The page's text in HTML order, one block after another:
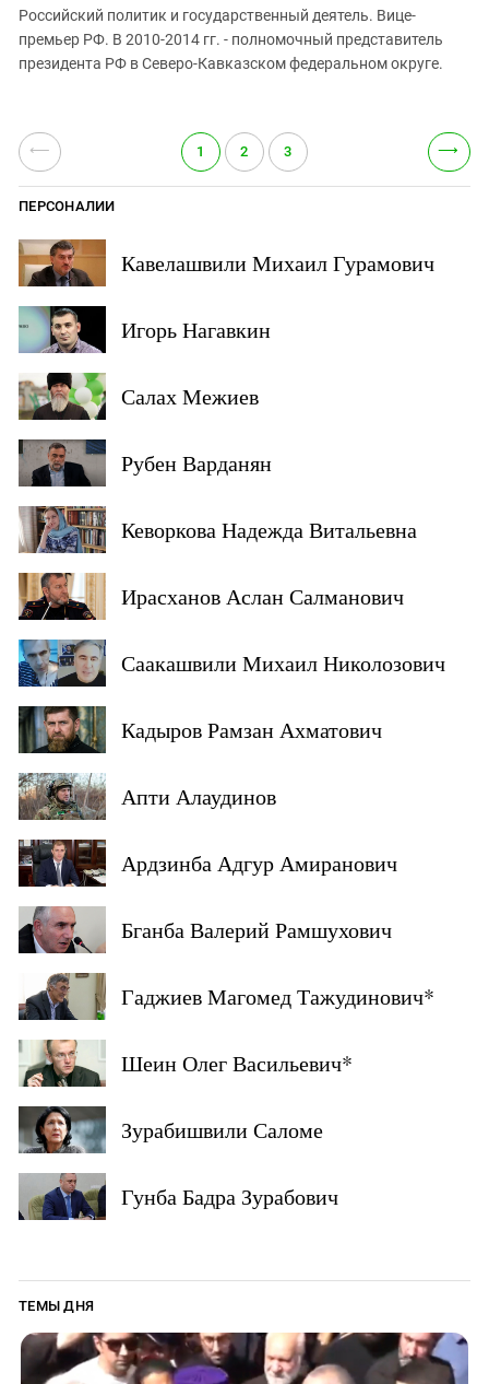
Российский политик и государственный деятель. Вице-
премьер РФ. В 2010-2014 гг. - полномочный представитель
президента РФ в Северо-Кавказском федеральном округе.
⟵ 1 2 3 ⟶
ПЕРСОНАЛИИ
Кавелашвили Михаил Гурамович
Игорь Нагавкин
Салах Межиев
Рубен Варданян
Кеворкова Надежда Витальевна
Ирасханов Аслан Салманович
Саакашвили Михаил Николозович
Кадыров Рамзан Ахматович
Апти Алаудинов
Ардзинба Адгур Амиранович
Бганба Валерий Рамшухович
Гаджиев Магомед Тажудинович*
Шеин Олег Васильевич*
Зурабишвили Саломе
Гунба Бадра Зурабович
ТЕМЫ ДНЯ